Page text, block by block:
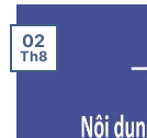
02
Th8